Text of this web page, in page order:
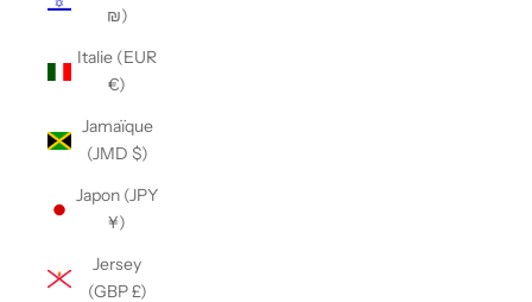
₪)
Italie (EUR
€)
Jamaïque
(JMD $)
Japon (JPY
¥)
Jersey
(GBP £)